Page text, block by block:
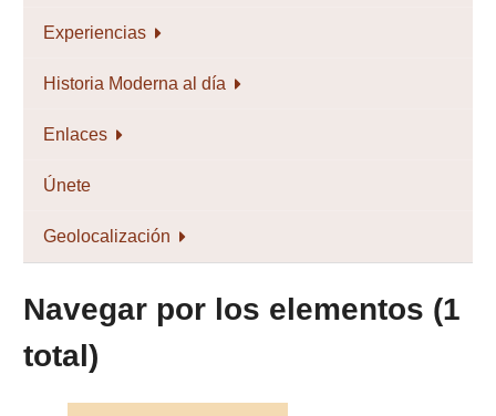
Experiencias
Historia Moderna al día
Enlaces
Únete
Geolocalización
Navegar por los elementos (1
total)